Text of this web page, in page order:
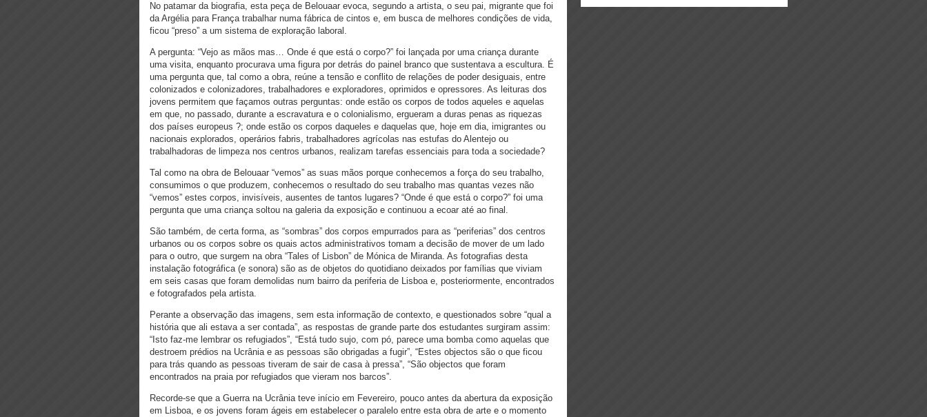
No patamar da biografia, esta peça de Belouaar evoca, segundo a artista, o seu pai, migrante que foi
da Argélia para França trabalhar numa fábrica de cintos e, em busca de melhores condições de vida,
ficou “preso” a um sistema de exploração laboral.
A pergunta: “Vejo as mãos mas… Onde é que está o corpo?” foi lançada por uma criança durante
uma visita, enquanto procurava uma figura por detrás do painel branco que sustentava a escultura. É
uma pergunta que, tal como a obra, reúne a tensão e conflito de relações de poder desiguais, entre
colonizados e colonizadores, trabalhadores e exploradores, oprimidos e opressores. As leituras dos
jovens permitem que façamos outras perguntas: onde estão os corpos de todos aqueles e aquelas
em que, no passado, durante a escravatura e o colonialismo, ergueram a duras penas as riquezas
dos países europeus ?; onde estão os corpos daqueles e daquelas que, hoje em dia, imigrantes ou
nacionais explorados, operários fabris, trabalhadores agrícolas nas estufas do Alentejo ou
trabalhadoras de limpeza nos centros urbanos, realizam tarefas essenciais para toda a sociedade?
Tal como na obra de Belouaar “vemos” as suas mãos porque conhecemos a força do seu trabalho,
consumimos o que produzem, conhecemos o resultado do seu trabalho mas quantas vezes não
“vemos” estes corpos, invisíveis, ausentes de tantos lugares? “Onde é que está o corpo?” foi uma
pergunta que uma criança soltou na galeria da exposição e continuou a ecoar até ao final.
São também, de certa forma, as “sombras” dos corpos empurrados para as “periferias” dos centros
urbanos ou os corpos sobre os quais actos administrativos tomam a decisão de mover de um lado
para o outro, que surgem na obra “Tales of Lisbon” de Mónica de Miranda. As fotografias desta
instalação fotográfica (e sonora) são as de objetos do quotidiano deixados por famílias que viviam
em seis casas que foram demolidas num bairro da periferia de Lisboa e, posteriormente, encontrados
e fotografados pela artista.
Perante a observação das imagens, sem esta informação de contexto, e questionados sobre “qual a
história que ali estava a ser contada”, as respostas de grande parte dos estudantes surgiram assim:
“Isto faz-me lembrar os refugiados”, “Está tudo sujo, com pó, parece uma bomba como aquelas que
destroem prédios na Ucrânia e as pessoas são obrigadas a fugir”, “Estes objectos são o que ficou
para trás quando as pessoas tiveram de sair de casa à pressa”, “São objectos que foram
encontrados na praia por refugiados que vieram nos barcos”.
Recorde-se que a Guerra na Ucrânia teve início em Fevereiro, pouco antes da abertura da exposição
em Lisboa, e os jovens foram ágeis em estabelecer o paralelo entre esta obra de arte e o momento